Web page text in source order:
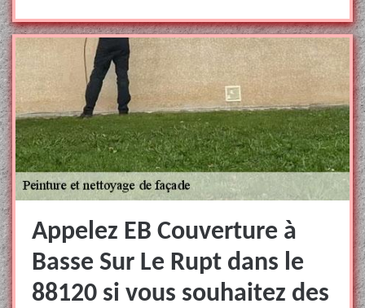
Appelez EB Couverture à
Basse Sur Le Rupt dans le
88120 si vous souhaitez des